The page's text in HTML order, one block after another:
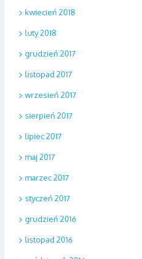
kwiecień 2018
luty 2018
grudzień 2017
listopad 2017
wrzesień 2017
sierpień 2017
lipiec 2017
maj 2017
marzec 2017
styczeń 2017
grudzień 2016
listopad 2016